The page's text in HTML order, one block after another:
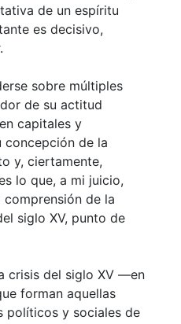
de un espíritu
es decisivo,
sobre múltiples
de su actitud
capitales y
concepción de la
y, ciertamente,
lo que, a mi juicio,
de la
siglo XV, punto de
crisis del siglo XV —en
forman aquellas
políticos y sociales de